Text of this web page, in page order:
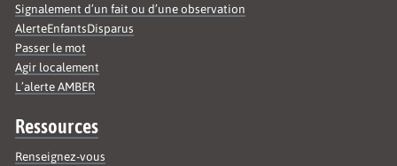
Signalement d’un fait ou d’une observation
AlerteEnfantsDisparus
Passer le mot
Agir localement
L’alerte AMBER
Ressources
Renseignez-vous